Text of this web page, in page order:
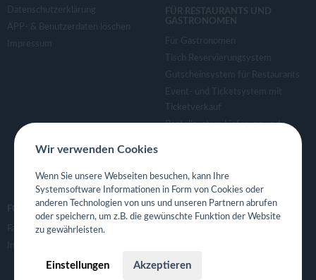
Datenschutzerklärung
APP- & Benutzerdaten löschen
Impressum
FÜR RESTAURANTS UND
GASTRONOMEN
Für Gastronomen
Tisch Reservierungsystem
Gutscheinsystem für Restaurants
Event- und Ticketsystem mit
Ticketverkauf
Bestellsystem Lieferung und
Eigene App für Restaurant
FOLGE UNS
Facebook
Instagram
Wir verwenden Cookies
Wenn Sie unsere Webseiten besuchen, kann Ihre
Systemsoftware Informationen in Form von Cookies oder
anderen Technologien von uns und unseren Partnern abrufen
oder speichern, um z.B. die gewünschte Funktion der Website
zu gewährleisten.
Einstellungen Akzeptieren